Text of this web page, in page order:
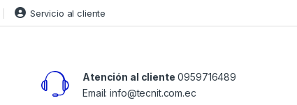
Servicio al cliente
Atención al cliente 0959716489
Email: info@tecnit.com.ec